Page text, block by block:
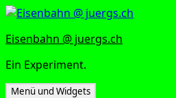
Zum
springen
Eisenbahn @ juergs.ch
Ein Experiment.
Menü und Widgets